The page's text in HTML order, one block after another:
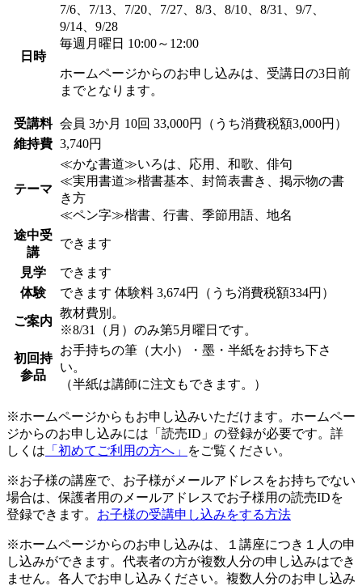
日時
7/6、7/13、7/20、7/27、8/3、8/10、8/31、9/7、
9/14、9/28
毎週月曜日 10:00～12:00
ホームページからのお申し込みは、受講日の3日前
までとなります。
受講料 会員 3か月 10回 33,000円（うち消費税額3,000円）
維持費 3,740円
テーマ
≪かな書道≫いろは、応用、和歌、俳句
≪実用書道≫楷書基本、封筒表書き、掲示物の書
き方
≪ペン字≫楷書、行書、季節用語、地名
途中受
講
できます
見学
できます
体験
できます 体験料 3,674円（うち消費税額334円）
ご案内
教材費別。
※8/31（月）のみ第5月曜日です。
初回持
参品
お手持ちの筆（大小）・墨・半紙をお持ち下さ
い。
（半紙は講師に注文もできます。）
※ホームページからもお申し込みいただけます。ホームペー
ジからのお申し込みには「読売ID」の登録が必要です。詳
しくは 「初めてご利用の方へ」 をご覧ください。
※お子様の講座で、お子様がメールアドレスをお持ちでない
場合は、保護者用のメールアドレスでお子様用の読売IDを
登録できます。 お子様の受講申し込みをする方法
※ホームページからのお申し込みは、１講座につき１人の申
し込みができます。代表者の方が複数人分の申し込みはでき
ません。各人でお申し込みください。複数人分のお申し込み